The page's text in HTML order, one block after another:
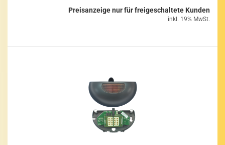
Preisanzeige nur für freigeschaltete Kunden
inkl. 19% MwSt.